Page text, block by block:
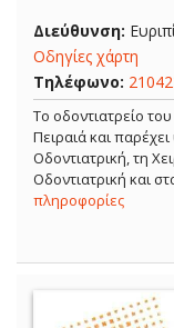
Διεύθυνση:
Οδηγίες χάρτη
Τηλέφωνο:
Το οδοντιατρείο
Πειραιά και
Οδοντιατρική, τη
Οδοντιατρική και
πληροφορίες